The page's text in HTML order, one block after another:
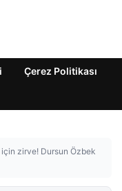
Çerez Politikası
için zirve! Dursun Özbek